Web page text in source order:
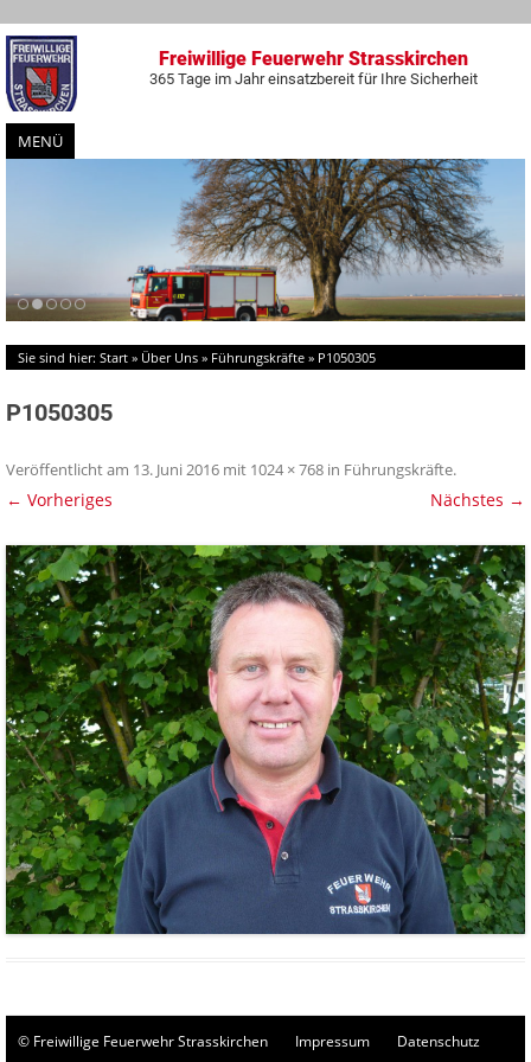
Freiwillige Feuerwehr Strasskirchen
365 Tage im Jahr einsatzbereit für Ihre Sicherheit
MENÜ
Zum
Inhalt
springen
Sie sind hier: Start » Über Uns » Führungskräfte » P1050305
P1050305
Veröffentlicht am 13. Juni 2016 mit 1024 × 768 in Führungskräfte.
← Vorheriges Nächstes →
© Freiwillige Feuerwehr Strasskirchen Impressum Datenschutz